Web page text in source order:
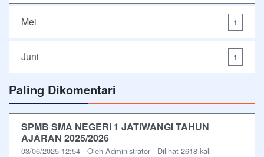
Mei 1
Juni 1
Paling Dikomentari
SPMB SMA NEGERI 1 JATIWANGI TAHUN
AJARAN 2025/2026
03/06/2025 12:54 - Oleh Administrator - Dilihat 2618 kali